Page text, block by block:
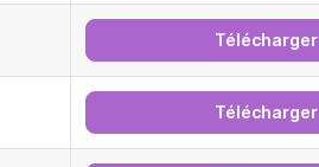
Télécharger
Télécharger